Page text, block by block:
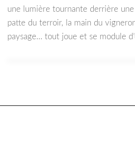
une lumière tournante derrière
patte du terroir, la main du
paysage… tout joue et se module